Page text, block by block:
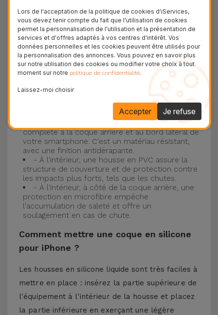
Protection à 3 couches avec coques en
silicone
Nos coques en silicone pour iPhone ont une
construction robuste et de qualité, avec une
construction à trois couches, pour éviter au
maximum les accidents et les casses !
- Une première couche de silicone liquide
donne de la couleur et une couverture
complète à la coque arrière et au bord latéral de
votre smartphone. C'est un matériau résistant,
avec une finition antidérapante.
- À l'intérieur, une housse en PVC assure la
structure de couverture et de protection contre
les impacts plus forts, tels que les chutes.
- À l'intérieur, à côté de la coque arrière, une
protection en microfibre empêche
l'accumulation de saleté et offre un
soulagement en cas de chute.
Comment mettre une coque en silicone
pour iPhone ?
Les housses en silicone liquide sont très faciles à
mettre en place : insérez la partie supérieure de
l'équipement à l'intérieur de la housse et placez
la partie inférieure en exerçant une légère
Lors de l'acceptation de la politique de cookies d'iServices,
vous devez tenir compte du fait que l'utilisation de cookies
permet la personnalisation de l'utilisation et la présentation de
services et d'offres adaptés à vos centres d'intérêt. Vos
données personnelles et les cookies peuvent être utilisés pour
la personnalisation des annonces. Vous pouvez en savoir plus
sur notre utilisation des cookies ou modifier votre choix à tout
moment sur notre politique de confidentialité.
Laissez-moi choisir
Je refuse
Accepter